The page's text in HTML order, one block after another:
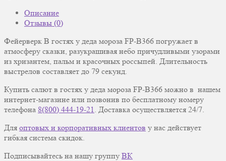
Описание
Отзывы (0)
Фейерверк В гостях у деда мороза FP-B366 погружает в
атмосферу сказки, разукрашивая небо причудливыми узорами
из хризантем, пальм и красочных россыпей. Длительность
выстрелов составляет до 79 секунд.
Купить салют в гостях у деда мороза FP-B366 можно в нашем
интернет-магазине или позвонив по бесплатному номеру
телефона 8(800) 444-19-21. Доставка осуществляется 24/7.
Для оптовых и корпоративных клиентов у нас действует
гибкая система скидок.
Подписывайтесь на нашу группу ВК